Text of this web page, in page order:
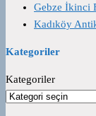
Gebze İkinci
Kadıköy
Kategoriler
Kategoriler